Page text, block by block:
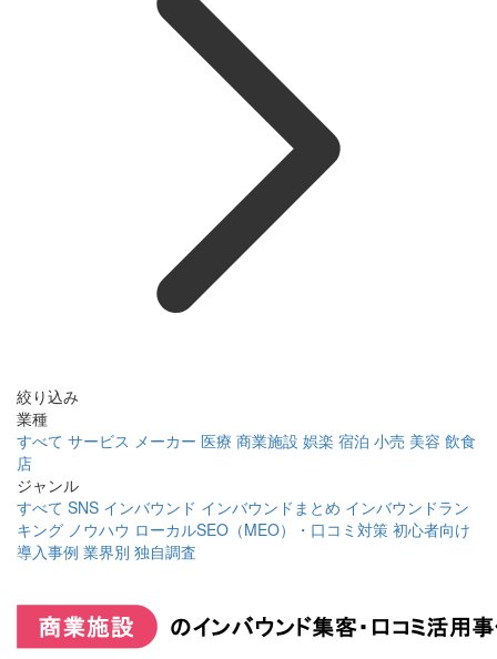
絞り込み
業種
すべて サービス メーカー 医療 商業施設 娯楽 宿泊 小売 美容 飲食
店
ジャンル
すべて SNS インバウンド インバウンドまとめ インバウンドラン
キング ノウハウ ローカルSEO（MEO）・口コミ対策 初心者向け
導入事例 業界別 独自調査